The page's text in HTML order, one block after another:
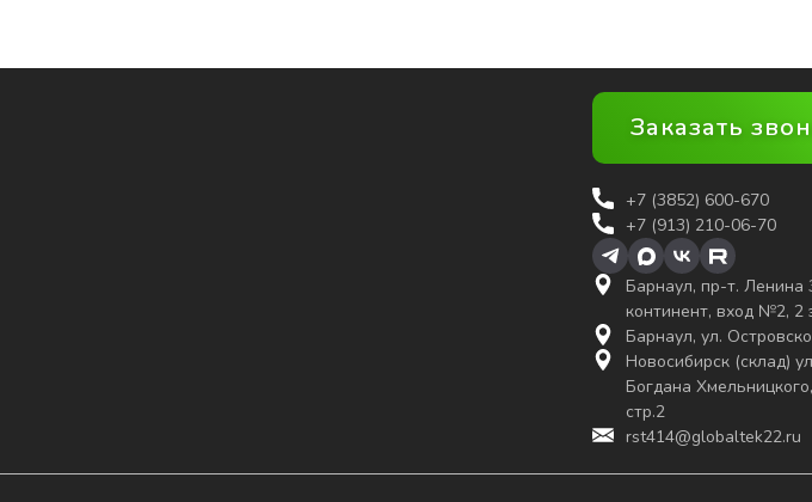
Заказать
+7 (3852) 600-670
+7 (913) 210-06-70
Барнаул, пр-т. Ленина
континент, вход №2, 2
Барнаул, ул.
Новосибирск (склад)
Богдана
стр.2
rst414@globaltek22.ru